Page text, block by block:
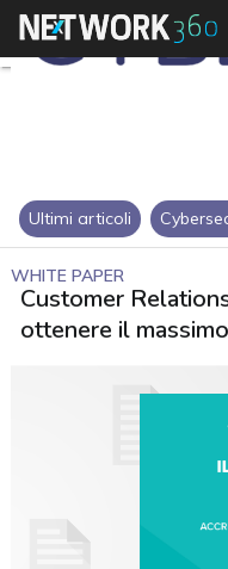
Ultimi articoli
WHITE PAPER
Customer
ottenere il